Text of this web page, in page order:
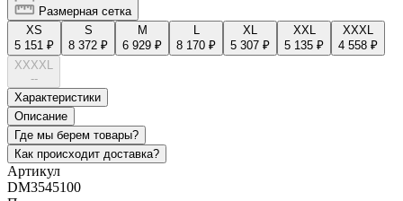
Размерная сетка
XS
5 151 ₽
S
8 372 ₽
M
6 929 ₽
8 170 ₽
XL
5 307 ₽
XXL
5 135 ₽
XXXL
4 558 ₽
XXXXL
--
Характеристики
Описание
Где мы берем товары?
Как происходит доставка?
Артикул
DM3545100